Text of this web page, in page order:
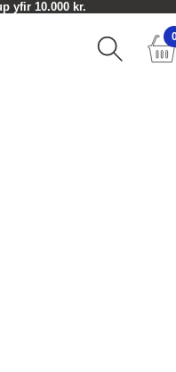
yfir 10.000 kr.